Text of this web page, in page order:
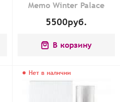
Memo Winter Palace
5500руб.
В корзину
Нет в наличии